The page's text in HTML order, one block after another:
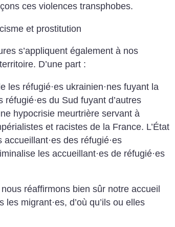
ces violences transphobes.
et prostitution
s’appliquent également à nos
D’une part :
les réfugié·es ukrainien·nes fuyant la
réfugié·es du Sud fuyant d’autres
hypocrisie meurtrière servant à
et racistes de la France. L’État
accueillant·es des réfugié·es
les accueillant·es de réfugié·es
réaffirmons bien sûr notre accueil
les migrant·es, d’où qu’ils ou elles